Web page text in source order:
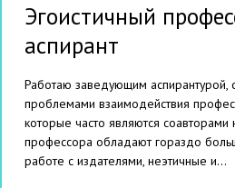
Эгоистичный
аспирант
Работаю заведующим аспирантурой,
проблемами взаимодействия
которые часто являются соавторами
профессора обладают гораздо
работе с издателями, неэтичные и...